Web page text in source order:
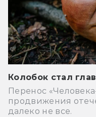
Колобок стал
Перенос
продвижения
далеко не все.